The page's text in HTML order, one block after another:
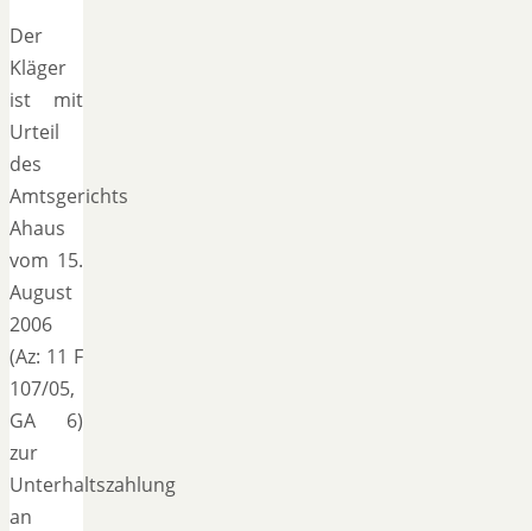
Der
Kläger
ist mit
Urteil
des
Amtsgerichts
Ahaus
vom 15.
August
2006
(Az: 11 F
107/05,
GA 6)
zur
Unterhaltszahlung
an